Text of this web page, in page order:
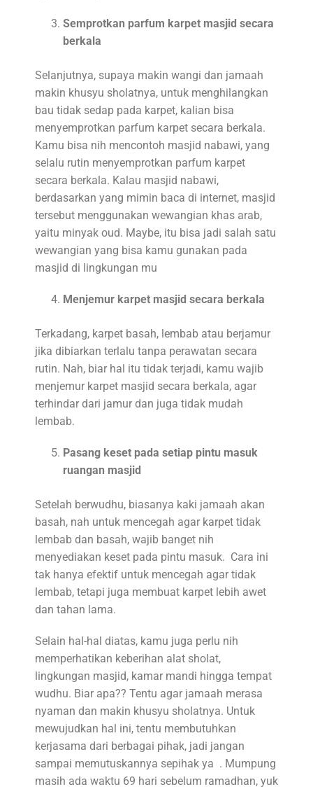
Semprotkan parfum karpet masjid secara
berkala
Selanjutnya, supaya makin wangi dan jamaah
makin khusyu sholatnya, untuk menghilangkan
bau tidak sedap pada karpet, kalian bisa
menyemprotkan parfum karpet secara berkala.
Kamu bisa nih mencontoh masjid nabawi, yang
selalu rutin menyemprotkan parfum karpet
secara berkala. Kalau masjid nabawi,
berdasarkan yang mimin baca di internet, masjid
tersebut menggunakan wewangian khas arab,
yaitu minyak oud. Maybe, itu bisa jadi salah satu
wewangian yang bisa kamu gunakan pada
masjid di lingkungan mu
Menjemur karpet masjid secara berkala
Terkadang, karpet basah, lembab atau berjamur
jika dibiarkan terlalu tanpa perawatan secara
rutin. Nah, biar hal itu tidak terjadi, kamu wajib
menjemur karpet masjid secara berkala, agar
terhindar dari jamur dan juga tidak mudah
lembab.
Pasang keset pada setiap pintu masuk
ruangan masjid
Setelah berwudhu, biasanya kaki jamaah akan
basah, nah untuk mencegah agar karpet tidak
lembab dan basah, wajib banget nih
menyediakan keset pada pintu masuk. Cara ini
tak hanya efektif untuk mencegah agar tidak
lembab, tetapi juga membuat karpet lebih awet
dan tahan lama.
Selain hal-hal diatas, kamu juga perlu nih
memperhatikan keberihan alat sholat,
lingkungan masjid, kamar mandi hingga tempat
wudhu. Biar apa?? Tentu agar jamaah merasa
nyaman dan makin khusyu sholatnya. Untuk
mewujudkan hal ini, tentu membutuhkan
kerjasama dari berbagai pihak, jadi jangan
sampai memutuskannya sepihak ya . Mumpung
masih ada waktu 69 hari sebelum ramadhan, yuk